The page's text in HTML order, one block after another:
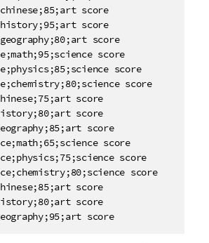
score
score
score
score
score
score
score
score
score
score
score
score
score
score
score